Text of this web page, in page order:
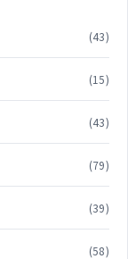
(43)
(15)
(43)
(79)
(39)
(58)